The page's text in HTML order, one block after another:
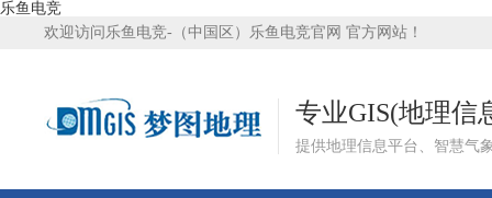
乐鱼电竞
欢迎访问乐鱼电竞-（中国区）乐鱼电竞官网 官方网站！
专业GIS(地理信
提供地理信息平台、智慧气